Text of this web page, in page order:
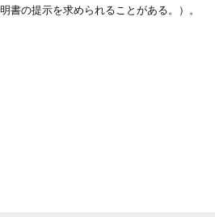
書の提示を求められることがある。）。